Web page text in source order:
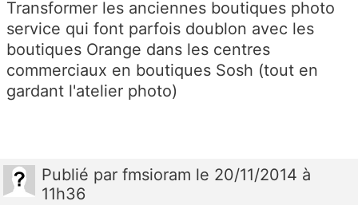
Transformer les anciennes boutiques photo
service qui font parfois doublon avec les
boutiques Orange dans les centres
commerciaux en boutiques Sosh (tout en
gardant l'atelier photo)
Publié par fmsioram le 20/11/2014 à
11h36